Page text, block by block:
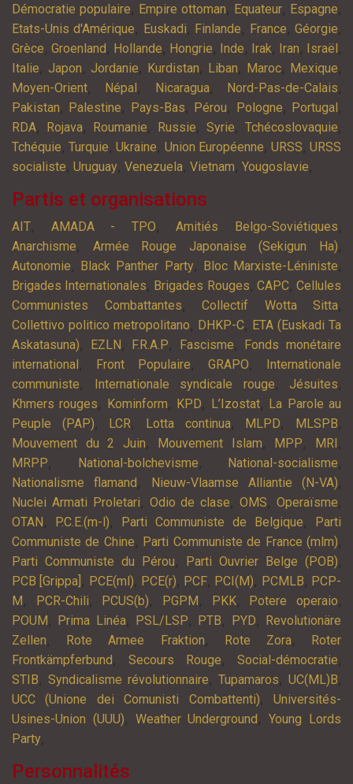
Démocratie populaire, Empire ottoman, Equateur, Espagne,
Etats-Unis d'Amérique, Euskadi, Finlande, France,Géorgie,
Grèce, Groenland, Hollande, Hongrie, Inde, Irak, Iran, Israël,
Italie, Japon, Jordanie, Kurdistan, Liban, Maroc, Mexique,
Moyen-Orient, Népal, Nicaragua, Nord-Pas-de-Calais,
Pakistan, Palestine, Pays-Bas, Pérou, Pologne, Portugal,
RDA, Rojava, Roumanie, Russie, Syrie, Tchécoslovaquie,
Tchéquie,Turquie,Ukraine, Union Européenne, URSS,URSS
socialiste, Uruguay, Venezuela, Vietnam, Yougoslavie,
Partis et organisations
AIT, AMADA - TPO,Amitiés Belgo-Soviétiques,
Anarchisme, Armée Rouge Japonaise (Sekigun Ha),
Autonomie, Black Panther Party, Bloc Marxiste-Léniniste,
Brigades Internationales, Brigades Rouges, CAPC,Cellules
Communistes Combattantes, Collectif Wotta Sitta,
Collettivo politico metropolitano, DHKP-C, ETA (Euskadi Ta
Askatasuna), EZLN, F.R.A.P, Fascisme, Fonds monétaire
international, Front Populaire, GRAPO, Internationale
communiste, Internationale syndicale rouge, Jésuites,
Khmers rouges, Kominform, KPD, L’Izostat, La Parole au
Peuple (PAP), LCR, Lotta continua, MLPD, MLSPB,
Mouvement du 2 Juin, Mouvement Islam, MPP, MRI ,
MRPP, National-bolchevisme, National-socialisme,
Nationalisme flamand, Nieuw-Vlaamse Alliantie (N-VA),
Nuclei Armati Proletari, Odio de clase,OMS,Operaïsme,
OTAN, P.C.E.(m-l), Parti Communiste de Belgique, Parti
Communiste de Chine, Parti Communiste de France (mlm),
Parti Communiste du Pérou, Parti Ouvrier Belge (POB),
PCB [Grippa] , PCE(ml), PCE(r), PCF, PCI(M), PCMLB, PCP-
M, PCR-Chili, PCUS(b), PGPM, PKK, Potere operaio,
POUM, Prima Linéa, PSL/LSP, PTB, PYD, Revolutionäre
Zellen, Rote Armee Fraktion, Rote Zora, Roter
Frontkämpferbund, Secours Rouge, Social-démocratie,
STIB, Syndicalisme révolutionnaire, Tupamaros, UC(ML)B,
UCC (Unione dei Comunisti Combattenti),Universités-
Usines-Union (UUU), Weather Underground,Young Lords
Party,
Personnalités